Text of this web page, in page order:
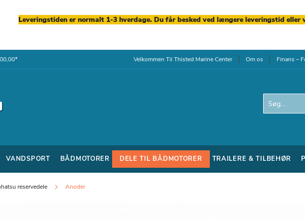
Leveringstiden er normalt 1-3 hverdage. Du får besked ved længere leveringstid eller
Skip
Velkommen Til Thisted Marine Center Om os Finans –
Search
VANDSPORT BÅDMOTORER DELE TIL BÅDMOTORER TRAILERE & TILBEHØR
reservedele Anoder